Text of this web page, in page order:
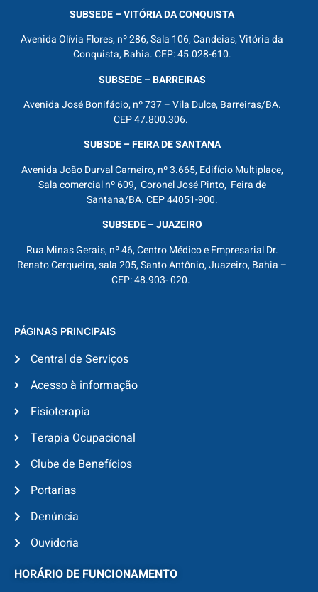
SUBSEDE – VITÓRIA DA CONQUISTA
Avenida Olívia Flores, nº 286, Sala 106, Candeias, Vitória da
Conquista, Bahia. CEP: 45.028-610.
SUBSEDE – BARREIRAS
Avenida José Bonifácio, nº 737 – Vila Dulce, Barreiras/BA.
CEP 47.800.306.
SUBSDE – FEIRA DE SANTANA
Avenida João Durval Carneiro, nº 3.665, Edifício Multiplace,
Sala comercial nº 609, Coronel José Pinto, Feira de
Santana/BA. CEP 44051-900.
SUBSEDE – JUAZEIRO
Rua Minas Gerais, nº 46, Centro Médico e Empresarial Dr.
Renato Cerqueira, sala 205, Santo Antônio, Juazeiro, Bahia –
CEP: 48.903- 020.
PÁGINAS PRINCIPAIS
Central de Serviços
Acesso à informação
Fisioterapia
Terapia Ocupacional
Clube de Benefícios
Portarias
Denúncia
Ouvidoria
HORÁRIO DE FUNCIONAMENTO